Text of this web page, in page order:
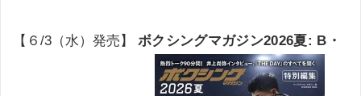
【６/3（水）発売】 ボクシングマガジン2026夏: B・